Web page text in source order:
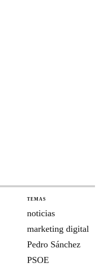
TEMAS
noticias
marketing digital
Pedro Sánchez
PSOE